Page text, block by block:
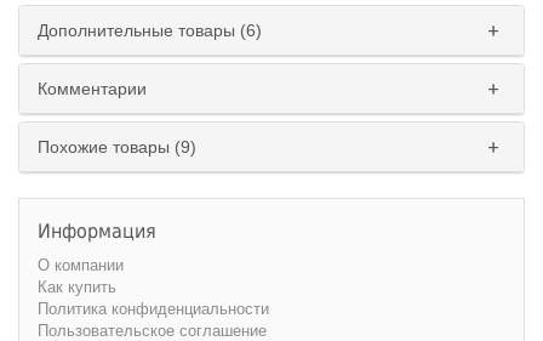
Дополнительные товары (6)
Комментарии
Похожие товары (9)
Информация
О компании
Как купить
Политика конфиденциальности
Пользовательское соглашение